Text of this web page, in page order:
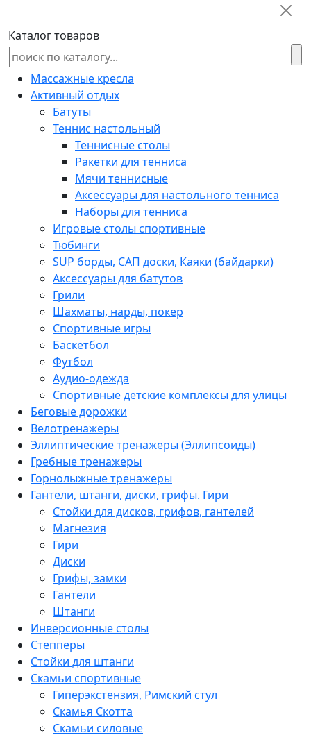
Каталог товаров
Массажные кресла
Активный отдых
Батуты
Теннис настольный
Теннисные столы
Ракетки для тенниса
Мячи теннисные
Аксессуары для настольного тенниса
Наборы для тенниса
Игровые столы спортивные
Тюбинги
SUP борды, САП доски, Каяки (байдарки)
Аксессуары для батутов
Грили
Шахматы, нарды, покер
Спортивные игры
Баскетбол
Футбол
Аудио-одежда
Спортивные детские комплексы для улицы
Беговые дорожки
Велотренажеры
Эллиптические тренажеры (Эллипсоиды)
Гребные тренажеры
Горнолыжные тренажеры
Гантели, штанги, диски, грифы. Гири
Стойки для дисков, грифов, гантелей
Магнезия
Гири
Диски
Грифы, замки
Гантели
Штанги
Инверсионные столы
Степперы
Стойки для штанги
Скамьи спортивные
Гиперэкстензия, Римский стул
Скамья Скотта
Скамьи силовые